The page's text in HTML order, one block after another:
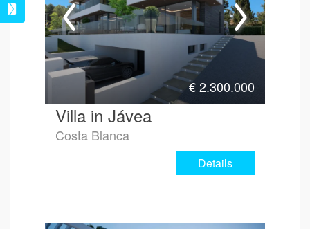
€2.300.000
Villa in Jávea
Costa Blanca
Details